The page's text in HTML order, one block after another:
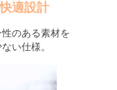
適設計
のある素材を
い仕様。